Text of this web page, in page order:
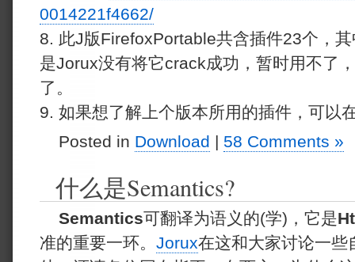
0014221f4662/
8. 此J版FirefoxPortable共含插件23个，
是Jorux没有将它crack成功，暂时用不了
了。
9. 如果想了解上个版本所用的插件，可以
Posted in Download | 58 Comments »
什么是Semantics?
Semantics可翻译为语义的(学)，它是
准的重要一环。 Jorux在这和大家讨论一些